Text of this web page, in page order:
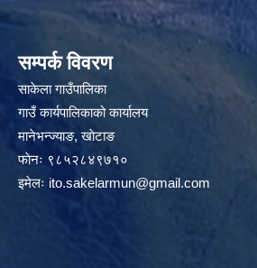
सम्पर्क विवरण
साकेला गाउँपालिका
गाउँ कार्यपालिकाको कार्यालय
मानेभन्ज्याङ, खाेटाङ
फाेनः ९८५२८४९७१०
इमेलः ito.sakelarmun@gmail.com